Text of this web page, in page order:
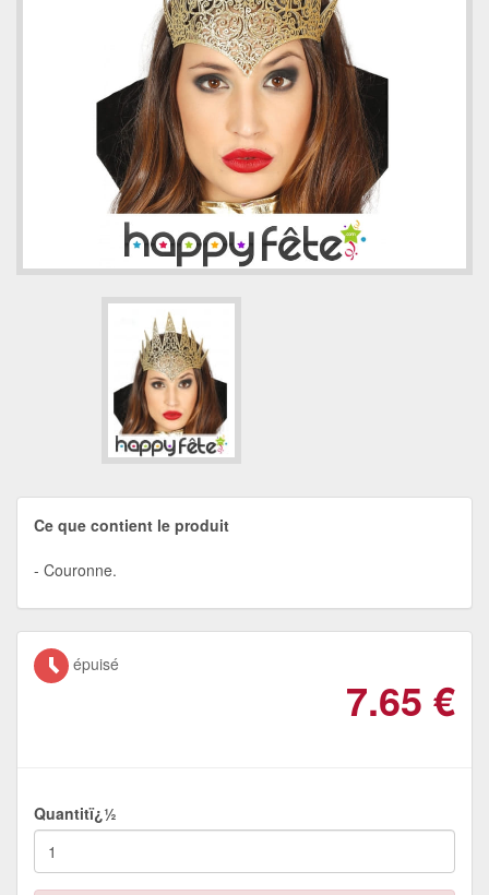
Ce que contient le produit
Couronne.
épuisé
7.65 €
Quantitï¿½